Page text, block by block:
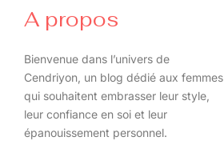
A propos
Bienvenue dans l’univers de
Cendriyon, un blog dédié aux femmes
qui souhaitent embrasser leur style,
leur confiance en soi et leur
épanouissement personnel.